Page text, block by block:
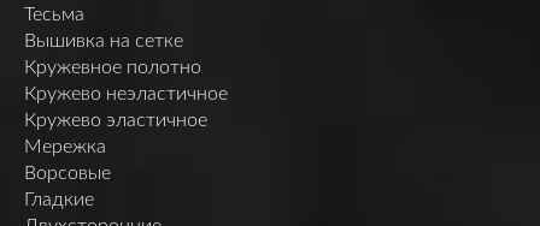
Тесьма
Вышивка на сетке
Кружевное полотно
Кружево неэластичное
Кружево эластичное
Мережка
Ворсовые
Гладкие